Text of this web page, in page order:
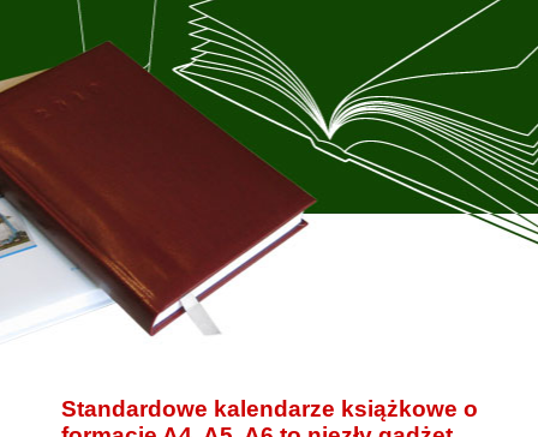
Standardowe kalendarze książkowe o